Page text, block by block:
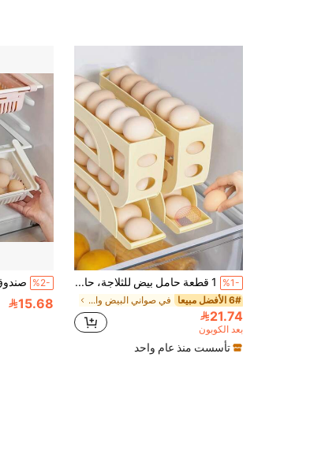
%1- 1 قطعة حامل بيض للثلاجة، حامل رف بيض تلقائي الدوران، موزع بيض موفر للمساحة تلقائي الدوران، سعة كبيرة 30 بيضة، صندوق تخزين بيض قابل للتكديس، تصميم منزلق، حاوية الحفاظ على الطزاجة، ملحقات موزع بيض للباب الجانبي، للثلاجة والمطبخ والخزانة
6# الأفضل مبيعا في صواني البيض والسلال
21.74
بعد الكوبون
تأسست منذ عام واحد
%2-
15.68